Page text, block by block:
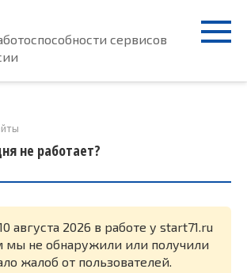
сервисов
не работает?
августа 2026 в работе у start71.ru
мы не обнаружили или получили
жалоб от пользователей.